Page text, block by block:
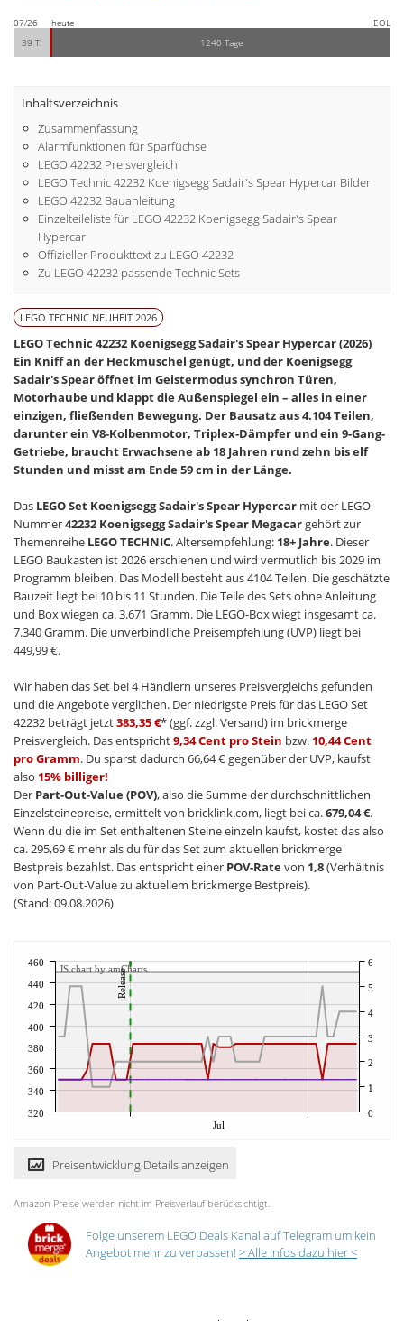
07/26 heute
EOL
39 T.
1240 Tage
Inhaltsverzeichnis
Zusammenfassung
Alarmfunktionen für Sparfüchse
LEGO 42232 Preisvergleich
LEGO Technic 42232 Koenigsegg Sadair's Spear Hypercar Bilder
LEGO 42232 Bauanleitung
Einzelteileliste für LEGO 42232 Koenigsegg Sadair's Spear
Hypercar
Offizieller Produkttext zu LEGO 42232
Zu LEGO 42232 passende Technic Sets
LEGO TECHNIC NEUHEIT 2026
LEGO Technic 42232 Koenigsegg Sadair's Spear Hypercar (2026)
Ein Kniff an der Heckmuschel genügt, und der Koenigsegg
Sadair's Spear öffnet im Geistermodus synchron Türen,
Motorhaube und klappt die Außenspiegel ein – alles in einer
einzigen, fließenden Bewegung. Der Bausatz aus 4.104 Teilen,
darunter ein V8-Kolbenmotor, Triplex-Dämpfer und ein 9-Gang-
Getriebe, braucht Erwachsene ab 18 Jahren rund zehn bis elf
Stunden und misst am Ende 59 cm in der Länge.
Das LEGO Set Koenigsegg Sadair's Spear Hypercar mit der LEGO-
Nummer42232 Koenigsegg Sadair's Spear Megacargehört zur
Themenreihe LEGO TECHNIC. Altersempfehlung: 18+ Jahre. Dieser
LEGO Baukasten ist 2026 erschienen und wird vermutlich bis 2029 im
Programm bleiben. Das Modell besteht aus 4104 Teilen. Die geschätzte
Bauzeit liegt bei 10 bis 11 Stunden. Die Teile des Sets ohne Anleitung
und Box wiegen ca. 3.671 Gramm. Die LEGO-Box wiegt insgesamt ca.
7.340 Gramm. Die unverbindliche Preisempfehlung (UVP) liegt bei
449,99 €.
Wir haben das Set bei 4 Händlern unseres Preisvergleichs gefunden
und die Angebote verglichen. Der niedrigste Preis für das LEGO Set
42232 beträgt jetzt383,35 €* (ggf. zzgl. Versand) im brickmerge
Preisvergleich. Das entspricht9,34 Cent pro Stein bzw. 10,44 Cent
pro Gramm. Du sparst dadurch 66,64 € gegenüber der UVP, kaufst
also 15% billiger!
Der Part-Out-Value (POV), also die Summe der durchschnittlichen
Einzelsteinepreise, ermittelt von bricklink.com, liegt bei ca.679,04 €.
Wenn du die im Set enthaltenen Steine einzeln kaufst, kostet das also
ca. 295,69 € mehr als du für das Set zum aktuellen brickmerge
Bestpreis bezahlst. Das entspricht einer POV-Ratevon 1,8(Verhältnis
von Part-Out-Value zu aktuellem brickmerge Bestpreis).
(Stand: 09.08.2026)
Jul
Release
320
340
360
380
400
420
440
460
0
1
2
3
4
5
6
JS chart by amCharts
Preisentwicklung Details anzeigen
Amazon-Preise werden nicht im Preisverlauf berücksichtigt.
Folge unserem LEGO Deals Kanal auf Telegram um kein
Angebot mehr zu verpassen! > Alle Infos dazu hier <